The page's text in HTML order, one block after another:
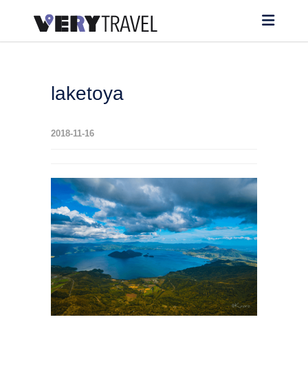
laketoya
2018-11-16